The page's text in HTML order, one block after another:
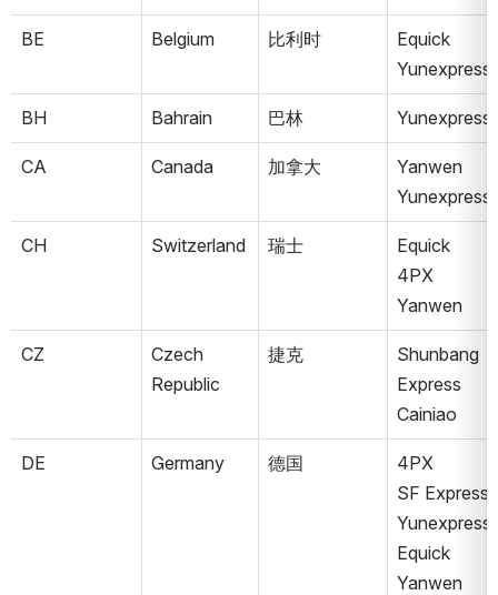
BE Belgium 比利时
Equick
Yunexpress
BH Bahrain 巴林 Yunexpress
CA Canada 加拿大
Yanwen
Yunexpress
CH Switzerland 瑞士
Equick
4PX
Yanwen
CZ
Czech
Republic
捷克
Shunbang
Express
Cainiao
DE Germany 德国
4PX
SF Express
Yunexpress
Equick
Yanwen